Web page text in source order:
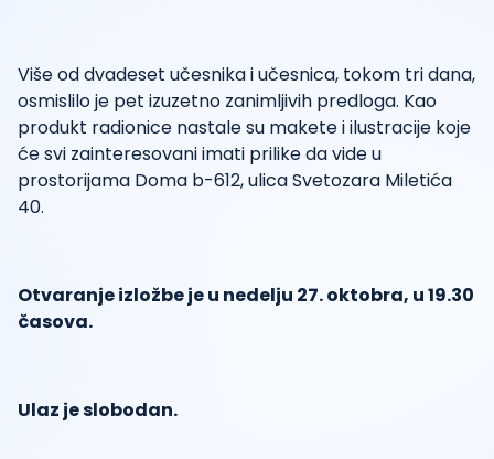
Više od dvadeset učesnika i učesnica, tokom tri dana,
osmislilo je pet izuzetno zanimljivih predloga. Kao
produkt radionice nastale su makete i ilustracije koje
će svi zainteresovani imati prilike da vide u
prostorijama Doma b-612, ulica Svetozara Miletića
40.
Otvaranje izložbe je u nedelju 27. oktobra, u 19.30
časova.
Ulaz je slobodan.